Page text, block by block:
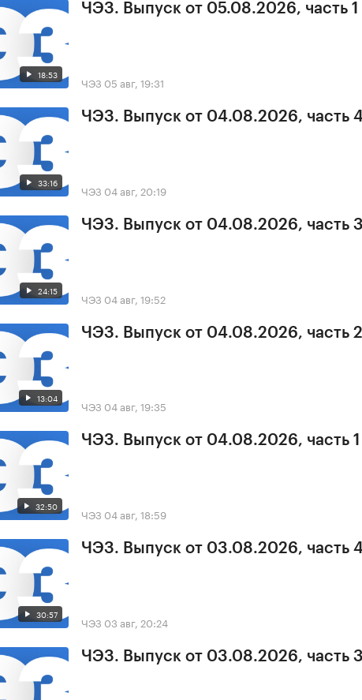
18:53
ЧЭЗ. Выпуск от 05.08.2026, часть 1
ЧЭЗ 05 авг, 19:31
33:16
ЧЭЗ. Выпуск от 04.08.2026, часть
ЧЭЗ 04 авг, 20:19
24:15
ЧЭЗ. Выпуск от 04.08.2026, часть
ЧЭЗ 04 авг, 19:52
13:04
ЧЭЗ. Выпуск от 04.08.2026, часть 2
ЧЭЗ 04 авг, 19:35
32:50
ЧЭЗ. Выпуск от 04.08.2026, часть 1
ЧЭЗ 04 авг, 18:59
30:57
ЧЭЗ. Выпуск от 03.08.2026, часть
ЧЭЗ 03 авг, 20:24
ЧЭЗ. Выпуск от 03.08.2026, часть